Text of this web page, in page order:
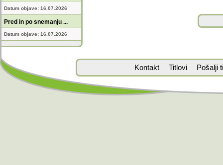
Datum objave: 16.07.2026
Pred in po snemanju ...
Datum objave: 16.07.2026
Kontakt Titlovi Pošalji